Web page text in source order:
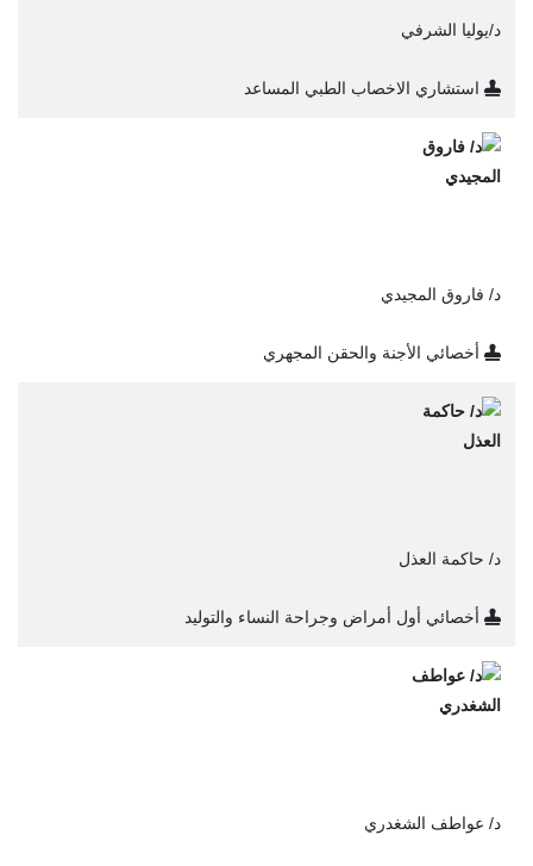
د/يوليا الشرفي
استشاري الاخصاب الطبي المساعد
د/ فاروق المجيدي
أخصائي الأجنة والحقن المجهري
د/ حاكمة العذل
أخصائي أول أمراض وجراحة النساء والتوليد
د/ عواطف الشغدري